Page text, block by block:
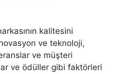
kalitesini
ve teknoloji,
ve müşteri
ve ödüller gibi faktörleri